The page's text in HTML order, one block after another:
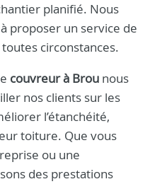
planifié. Nous
proposer un service de
circonstances.
couvreur à Brou nous
nos clients sur les
l’étanchéité,
toiture. Que vous
ou une
des prestations